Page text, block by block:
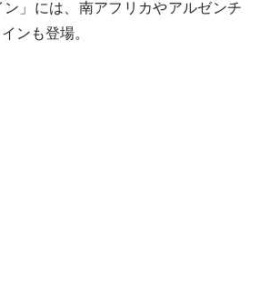
」には、南アフリカやアルゼンチ
ンも登場。